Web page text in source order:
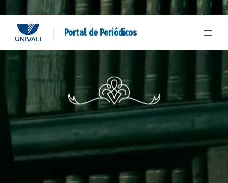
Portal de Periódicos